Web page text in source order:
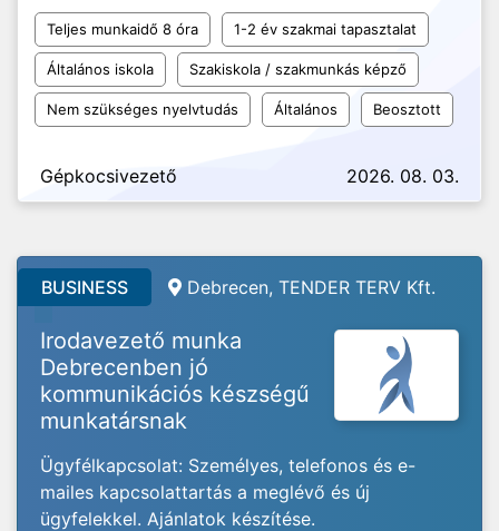
Teljes munkaidő 8 óra 1-2 év szakmai tapasztalat
Általános iskola Szakiskola / szakmunkás képző
Nem szükséges nyelvtudás Általános Beosztott
Gépkocsivezető 2026. 08. 03.
BUSINESS Debrecen, TENDER TERV Kft.
Irodavezető munka
Debrecenben jó
kommunikációs készségű
munkatársnak
Ügyfélkapcsolat: Személyes, telefonos és e-
mailes kapcsolattartás a meglévő és új
ügyfelekkel. Ajánlatok készítése.